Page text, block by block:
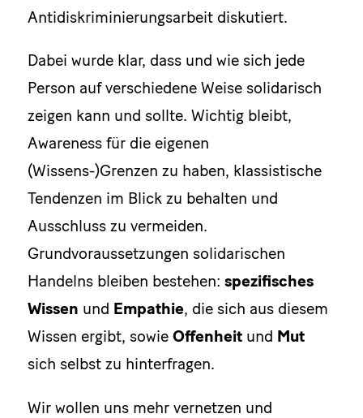
Antidiskriminierungsarbeit diskutiert.
Dabei wurde klar, dass und wie sich jede
Person auf verschiedene Weise solidarisch
zeigen kann und sollte. Wichtig bleibt,
Awareness für die eigenen
(Wissens-)Grenzen zu haben, klassistische
Tendenzen im Blick zu behalten und
Ausschluss zu vermeiden.
Grundvoraussetzungen solidarischen
Handelns bleiben bestehen: spezifisches
Wissen und Empathie, die sich aus diesem
Wissen ergibt, sowie Offenheit und Mut
sich selbst zu hinterfragen.
Wir wollen uns mehr vernetzen und